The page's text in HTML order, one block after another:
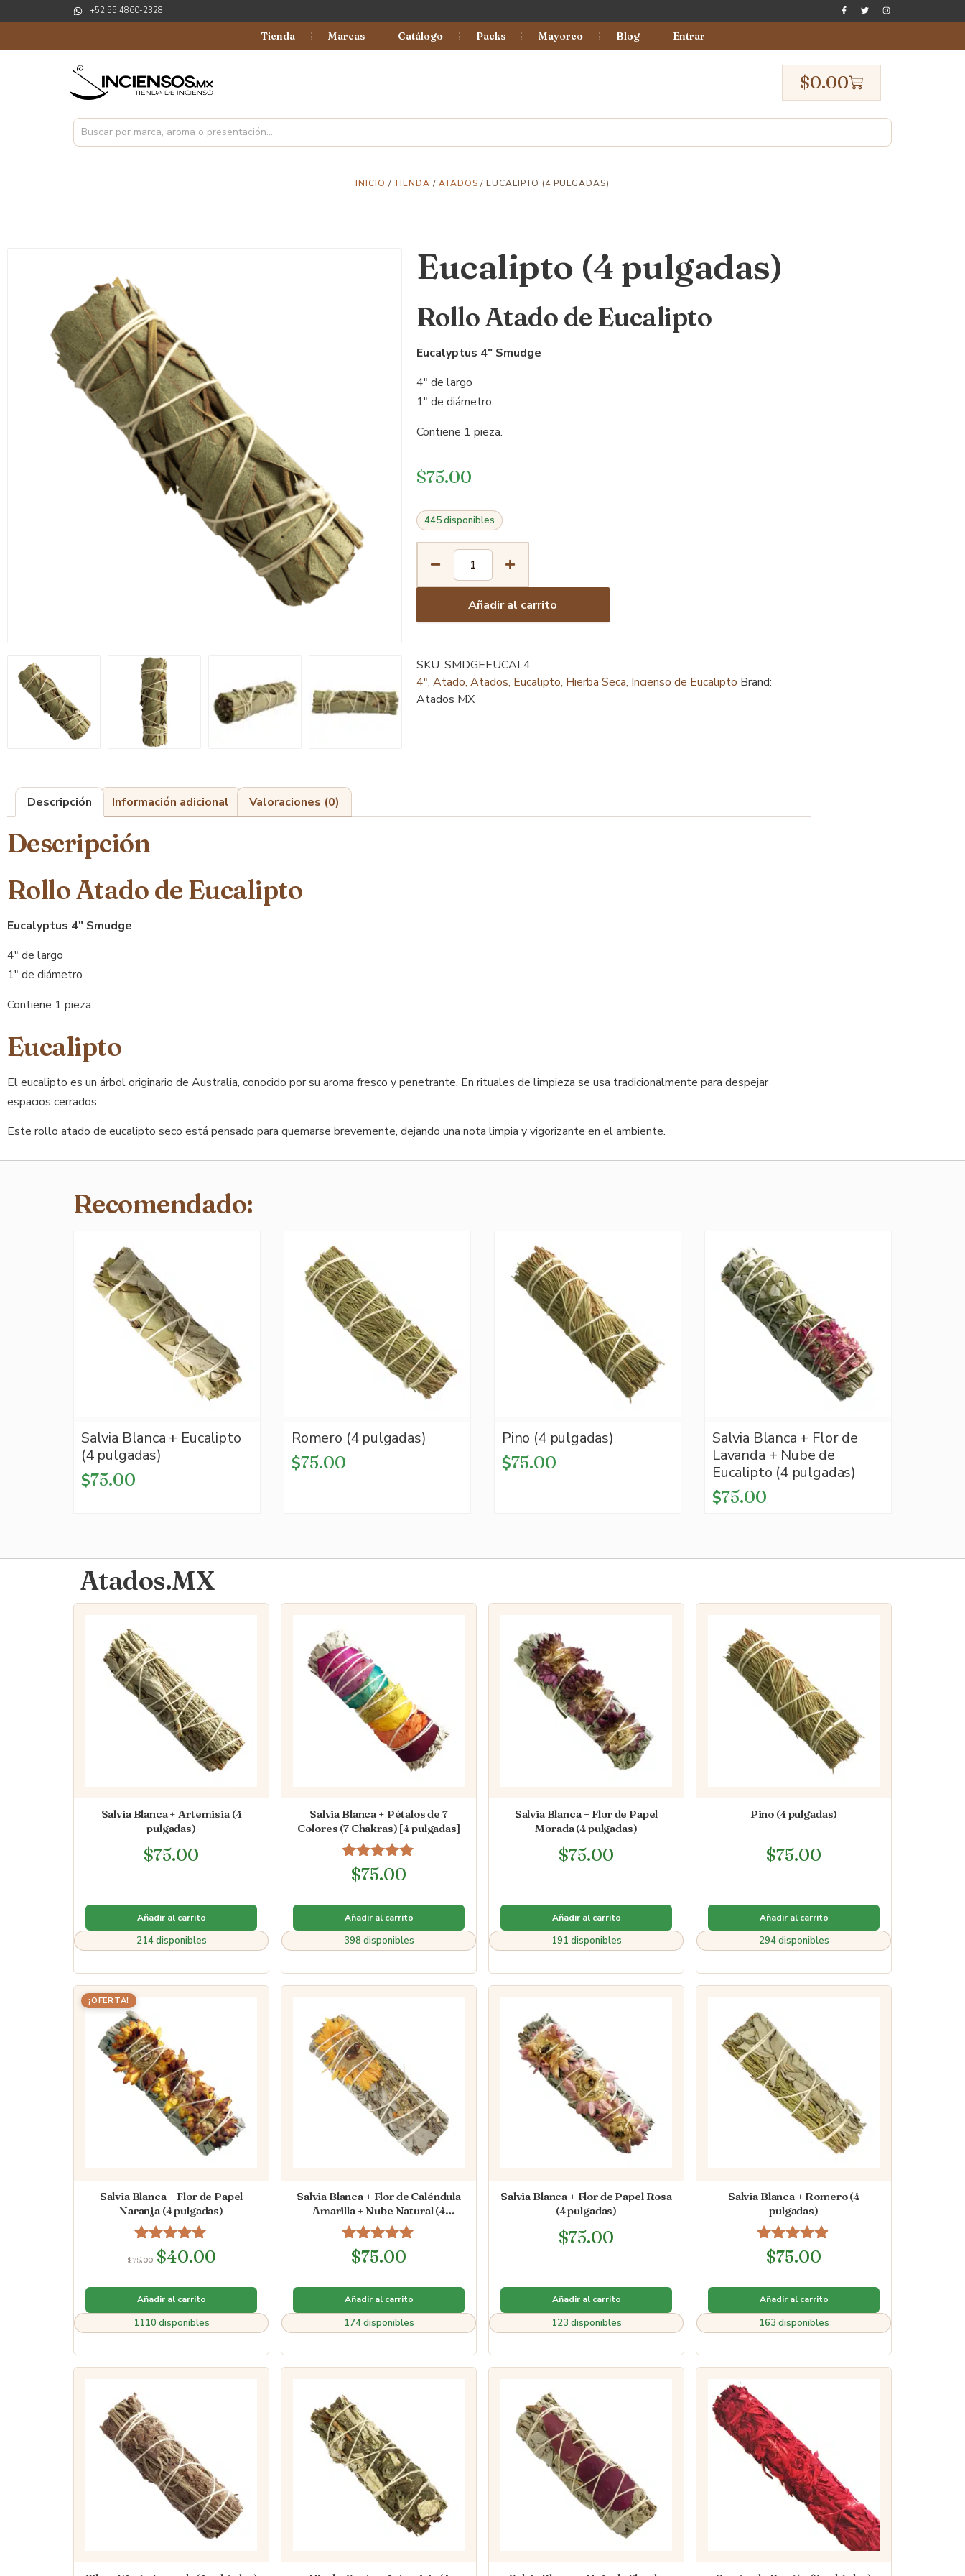
+52 55 4860-2328
Tienda Marcas Catálogo Packs Mayoreo Blog Entrar
$0.00
INICIO /TIENDA / ATADOS / EUCALIPTO (4 PULGADAS)
Eucalipto (4 pulgadas)
Rollo Atado de Eucalipto
Eucalyptus 4″ Smudge
4″ de largo
1″ de diámetro
Contiene 1 pieza.
$75.00
445 disponibles
Añadir al carrito
SKU: SMDGEEUCAL4
4", Atado, Atados, Eucalipto, Hierba Seca, Incienso de Eucalipto Brand:
Atados MX
Descripción Información adicional Valoraciones (0)
Descripción
Rollo Atado de Eucalipto
Eucalyptus 4″ Smudge
4″ de largo
1″ de diámetro
Contiene 1 pieza.
Eucalipto
El eucalipto es un árbol originario de Australia, conocido por su aroma fresco y penetrante. En rituales de limpieza se usa tradicionalmente para despejar
espacios cerrados.
Este rollo atado de eucalipto seco está pensado para quemarse brevemente, dejando una nota limpia y vigorizante en el ambiente.
Recomendado:
Salvia Blanca + Eucalipto
(4 pulgadas)
$75.00
Romero (4 pulgadas)
$75.00
Pino (4 pulgadas)
$75.00
Salvia Blanca + Flor de
Lavanda + Nube de
Eucalipto (4 pulgadas)
$75.00
Atados.MX
Salvia Blanca + Artemisia (4
pulgadas)
$75.00
Añadir al carrito
214 disponibles
Salvia Blanca + Pétalos de 7
Colores (7 Chakras) [4 pulgadas]
Valorado en
5.00
$75.00
Añadir al carrito
398 disponibles
Salvia Blanca + Flor de Papel
Morada (4 pulgadas)
$75.00
Añadir al carrito
191 disponibles
Pino (4 pulgadas)
$75.00
Añadir al carrito
294 disponibles
¡OFERTA!
Salvia Blanca + Flor de Papel
Naranja (4 pulgadas)
Valorado en
5.00
$75.00 $40.00
Añadir al carrito
1110 disponibles
Salvia Blanca + Flor de Caléndula
Amarilla + Nube Natural (4
pulgadas)
Valorado en
5.00
$75.00
Añadir al carrito
174 disponibles
Salvia Blanca + Flor de Papel Rosa
(4 pulgadas)
$75.00
Añadir al carrito
123 disponibles
Salvia Blanca + Romero (4
pulgadas)
Valorado en
4.80
$75.00
Añadir al carrito
163 disponibles